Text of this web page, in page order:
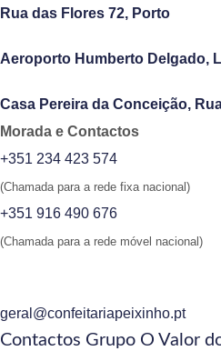
Rua das Flores 72, Porto
Aeroporto Humberto Delgado,
Casa Pereira da Conceição,
Morada e Contactos
+351 234 423 574
(Chamada para a rede fixa nacional)
+351 916 490 676
(Chamada para a rede móvel nacional)
geral@confeitariapeixinho.pt
Contactos Grupo O Valor